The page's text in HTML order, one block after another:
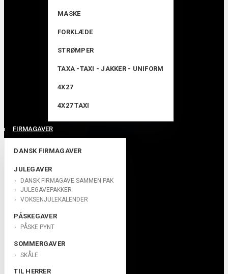
FIRMAGAVER
DANSK FIRMAGAVER
JULEGAVER
DANSK FIRMAGAVE SAMMEN PAK
JULEGAVEPAKKER
VOKSENJULEKALENDER
PÅSKEGAVER
PÅSKE PYNT
SOMMERGAVER
SKÅLE
TIL HERRER
MASKE
FORKLÆDE
STRØMPER
TAXA -TAXI - JAKKER - UNIFORM
4X27
4X27 TAXI